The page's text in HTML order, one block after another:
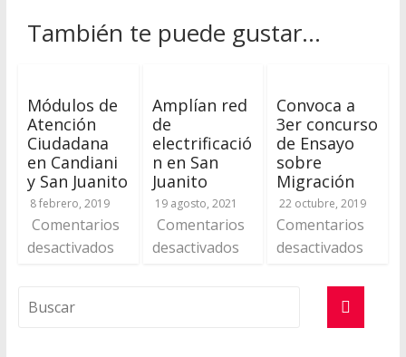
También te puede gustar...
Módulos de
Atención
Ciudadana
en Candiani
y San Juanito
8 febrero, 2019
Comentarios
desactivados
Amplían red
de
electrificació
n en San
Juanito
19 agosto, 2021
Comentarios
desactivados
Convoca a
3er concurso
de Ensayo
sobre
Migración
22 octubre, 2019
Comentarios
desactivados